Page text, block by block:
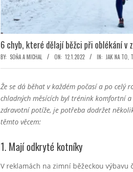
6 chyb, které dělají běžci při oblékání v
BY: SOŇA A MICHAL ON: 12.1.2022 IN: JAK NA TO
Že se dá běhat v každém počasí a po celý
chladných měsících byl trénink komfortní a
zdravotní potíže, je potřeba dodržet
těmto věcem:
1. Mají odkryté kotníky
V reklamách na zimní běžeckou výbavu